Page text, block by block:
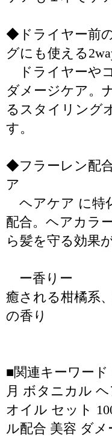
◆ドライヤー前
グにも使える
ドライヤーや
ダメージケア。
るスタイリング
す。
◆フラーレン配
ア
ヘアケア に特
配合。ヘアカラ
ら髪を守る効果
ー香りー
癒される柑橘系
の香り
■関連キーワード
月 ボタニカル
オイル セット
ル配合 美容 ダ